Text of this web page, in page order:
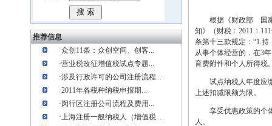
推荐信息
·众创11条：众创空间、创客...
·营业税改征增值税试点专题...
·涉及行政许可的公司注册流程...
·2011年各税种纳税申报期...
·闵行区注册公司流程及费用...
·上海注册一般纳税人（增值税...
根据《财政部 国家
知》（财税
条第十三款规定：“1.
从事个体经营的，在3
育费附件和个人所得税
试点纳税人年度应缴
上述扣减限额为限。
享受优惠政策的个体
人。